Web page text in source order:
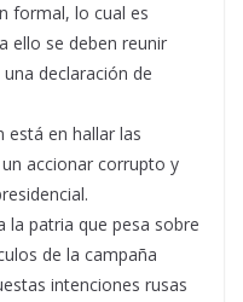
formal, lo cual es
ello se deben reunir
declaración de
está en hallar las
accionar corrupto y
la patria que pesa sobre
de la campaña
intenciones rusas